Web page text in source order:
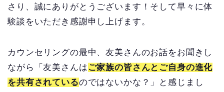
さり、誠にありがとうございます！そして早々に体
験談をいただき感謝申し上げます。
カウンセリングの最中、友美さんのお話をお聞きし
ながら「友美さんは ご家族の皆さんとご自身の進化
を共有されているのではないかな？」と感じまし